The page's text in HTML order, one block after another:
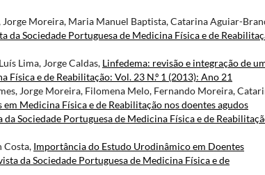
Moreira, Maria Manuel Baptista, Catarina Aguiar-
da Sociedade Portuguesa de Medicina Física e de
Lima, Jorge Caldas, Linfedema: revisão e integração de
Física e de Reabilitação: Vol. 23 N.º 1 (2013): Ano 21
Jorge Moreira, Filomena Melo, Fernando Moreira,
Medicina Física e de Reabilitação nos doentes agudos
da Sociedade Portuguesa de Medicina Física e de
Costa, Importância do Estudo Urodinâmico em Doentes
da Sociedade Portuguesa de Medicina Física e de